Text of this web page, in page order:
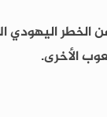
الخطر
الأخرى.